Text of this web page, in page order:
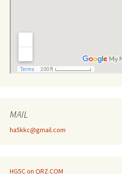
MAIL
ha5kkc@gmail.com
HG5C on QRZ.COM